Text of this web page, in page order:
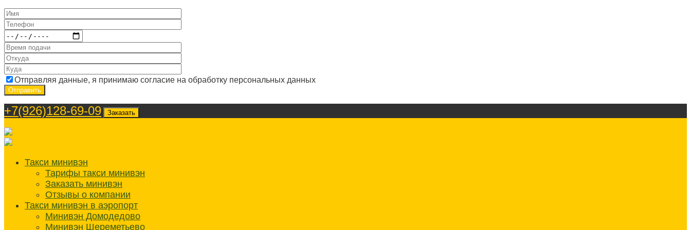
Отправляя данные, я принимаю согласие на обработку персональных данных
+7(926)128-69-09 Заказать
Такси минивэн
Тарифы такси минивэн
Заказать минивэн
Отзывы о компании
Такси минивэн в аэропорт
Минивэн Домодедово
Минивэн Шереметьево